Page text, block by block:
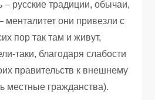
– русские традиции, обычаи,
менталитет они привезли с
пор так там и живут,
таки, благодаря слабости
правительств к внешнему
местные гражданства).